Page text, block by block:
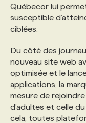
Québecor lui
susceptible
ciblées.
Du côté des
nouveau site web
optimisée et le
applications, la
mesure de rejoindre
d’adultes et celle du
cela, toutes